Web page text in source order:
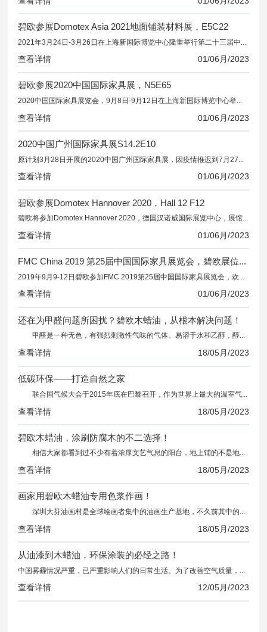
碧欧参展Domotex Asia 2021地面铺装材料展，E5C22
查看详情 01/06月/2023
碧欧参展2020中国国际家具展，N5E65
2020中国国际家具展览会，9月8日-9月12日在上海新国际博览中心举行。碧欧木蜡油展位号：N5E65
查看详情 01/06月/2023
2020中国广州国际家具展S14.2E10
原计划3月28日开展的2020中国广州国际家具展，因疫情推迟到7月27日-7月30日举行。碧欧木蜡油展位号：S14.2E10
查看详情 01/06月/2023
碧欧参展Domotex Hannover 2020，Hall 12 F12
碧欧将参加Domotex Hannover 2020，德国汉诺威国际展览中心，展馆：Hall 12，展位：F12
查看详情 01/06月/2023
FMC China 2019 第25届中国国际家具展览会，碧欧展位：N12G31
2019年9月9-12日碧欧参加FMC 2019第25届中国国际家具展览会，欢迎莅临指导。上海新国际博览中心，展馆：N12 展位：N12G31
查看详情 01/06月/2023
还在为甲醛问题所困扰？碧欧木蜡油，从根本解决问题！
甲醛是一种无色，有强烈刺激性气味的气体。易溶于水和乙醇，醇和醚。大家都知道甲醛是一种原浆毒物，能与蛋白质结合，生成不同浓度的甲醛毒物，对人体产生不同程度的危害。
查看详情 18/05月/2023
低碳环保——打造自然之家
联合国气候大会于2015年底在巴黎召开，作为世界上最大的温室气体排放国，中国递交的减排计划对全球减排计划非常重要。中国承诺：二氧化碳排放在2030年左右达到峰值并争取尽早达峰;单位国内生产总值二氧化碳排放比2005年下降60%至65%等内容。
查看详情 18/05月/2023
碧欧木蜡油，涂刷防腐木的不二选择！
相信大家都看到过不少有着浓厚文艺气息的阳台，地上铺的不是地砖而是木质地板，也有人问如果阳台或露台要做木质的地面该怎么办。”如果想要实现这个的话，可以使用一种材料叫做“防腐木”。比如桌椅、秋千、葡萄架，甚至木屋，就好像我们在国外的家庭庭院里常见的那样。如今，国内也有越来越多人住进了别墅，在自家的院子里设置一些防
查看详情 18/05月/2023
画家用碧欧木蜡油专用色浆作画！
深圳大芬油画村是全球绘画者集中的油画生产基地，不久前其中的一位画家，使用了碧欧木蜡油专用色浆进行作画。开始看到这几幅画的时候还有点不太相信，心想碧欧的色浆能达到这样的效果？后来询问之后，才知道真的是使用了碧欧木蜡油专用色浆。
查看详情 18/05月/2023
从油漆到木蜡油，环保涂装的必经之路！
中国雾霾情况严重，已严重影响人们的日常生活。为了改善空气质量，国家加大环境治理力度。自2015年《环境保护法》正式实行后，明确规定对环境违法企业实施查封、扣押措施。环保部门负责人姬钢表示，“拿雾霾天气来说，如果重污染天气应急预案启动，要求企业停产、限产30%，而企业未按要求执行，环保部门就有权查封企业。”
查看详情 12/05月/2023